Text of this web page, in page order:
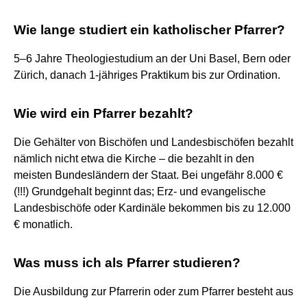
Wie lange studiert ein katholischer Pfarrer?
5–6 Jahre Theologiestudium an der Uni Basel, Bern oder
Zürich, danach 1-jähriges Praktikum bis zur Ordination.
Wie wird ein Pfarrer bezahlt?
Die Gehälter von Bischöfen und Landesbischöfen bezahlt
nämlich nicht etwa die Kirche – die bezahlt in den
meisten Bundesländern der Staat. Bei ungefähr 8.000 €
(!!!) Grundgehalt beginnt das; Erz- und evangelische
Landesbischöfe oder Kardinäle bekommen bis zu 12.000
€ monatlich.
Was muss ich als Pfarrer studieren?
Die Ausbildung zur Pfarrerin oder zum Pfarrer besteht aus